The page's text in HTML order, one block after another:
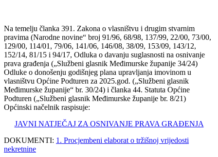
Na temelju članka 391. Zakona o vlasništvu i drugim stvarnim
pravima (Narodne novine“ broj 91/96, 68/98, 137/99, 22/00, 73/00,
129/00, 114/01, 79/06, 141/06, 146/08, 38/09, 153/09, 143/12,
152/14, 81/15 i 94/17, Odluka o davanju suglasnosti na osnivanje
prava građenja („Službeni glasnik Međimurske županije 34/24)
Odluke o donošenju godišnjeg plana upravljanja imovinom u
vlasništvu Općine Podturen za 2025.god. („Službeni glasnik
Međimurske županije“ br. 30/24) i članka 44. Statuta Općine
Podturen („Službeni glasnik Međimurske županije br. 8/21)
Općinski načelnik raspisuje:
JAVNI NATJEČAJ ZA OSNIVANJE PRAVA GRAĐENJA
DOKUMENTI: 1. Procjembeni elaborat o tržišnoj vrijedosti
nekretnine